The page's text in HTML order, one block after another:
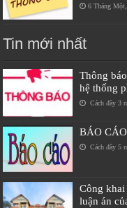
6 Tháng Một,
Tin mới nhất
Thông
hệ thống
Cách đây 3
BÁO
Cách đây 5
Công
luận án